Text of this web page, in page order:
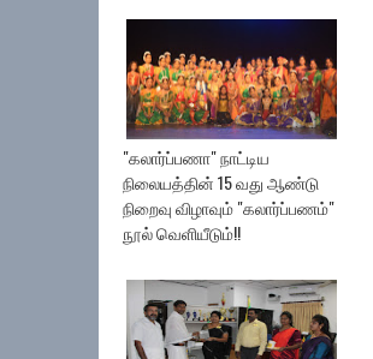
"கலார்ப்பணா" நாட்டிய
நிலையத்தின் 15 வது ஆண்டு
நிறைவு விழாவும் "கலார்ப்பணம்"
நூல் வெளியீடும்!!